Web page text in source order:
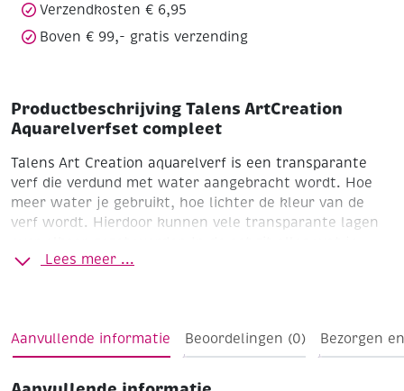
Verzendkosten € 6,95
Boven € 99,- gratis verzending
Productbeschrijving Talens ArtCreation
Aquarelverfset compleet
Talens Art Creation aquarelverf is een transparante
verf die verdund met water aangebracht wordt. Hoe
meer water je gebruikt, hoe lichter de kleur van de
verf wordt. Hierdoor kunnen vele transparante lagen
nodig hebt om prachtige aquarellen te maken.
Lees meer ...
Aanvullende informatie Beoordelingen (0) Bezorgen